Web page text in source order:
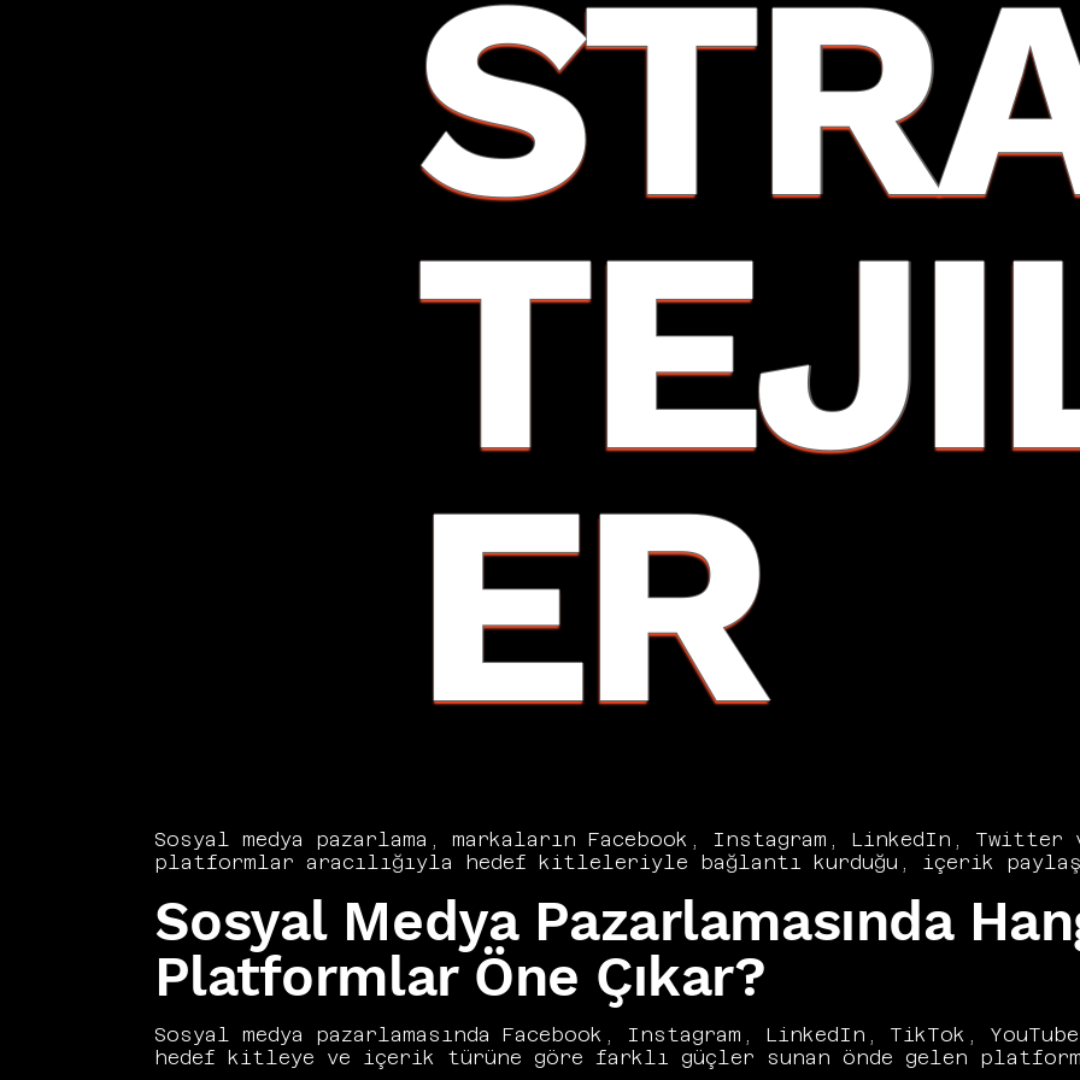
ER
Sosyal medya pazarlama, markaların Facebook, Instagram, LinkedIn,
platformlar aracılığıyla hedef kitleleriyle bağlantı kurduğu, içerik
etkileşim yönetimi bu disiplinin temel bileşenlerini oluşturur. Vers
medya pazarlamasını marka bilinirliği ve müşteri ilişkileri açısından
ayrılmaz bir parçası olarak konumlandırır. Organik sosyal medya içerikleri
güvenilir bir topluluk ve marka sadakati inşa eder. Bu rehberde markanızı
medya pazarlama stratejilerini kapsamlı biçimde ele alıyoruz.
Sosyal Medya Pazarlamasında
Platformlar Öne Çıkar?
Sosyal medya pazarlamasında Facebook, Instagram, LinkedIn, TikTok,
hedef kitleye ve içerik türüne göre farklı güçler sunan önde gelen